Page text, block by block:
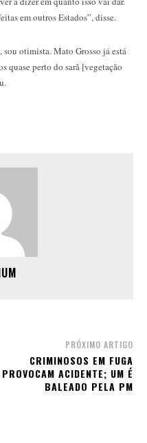
em outros Estados”, disse.
sou otimista. Mato Grosso já está
quase perto do sarã [vegetação
PRÓXIMO ARTIGO
CRIMINOSOS EM FUGA
PROVOCAM ACIDENTE; UM É
BALEADO PELA PM